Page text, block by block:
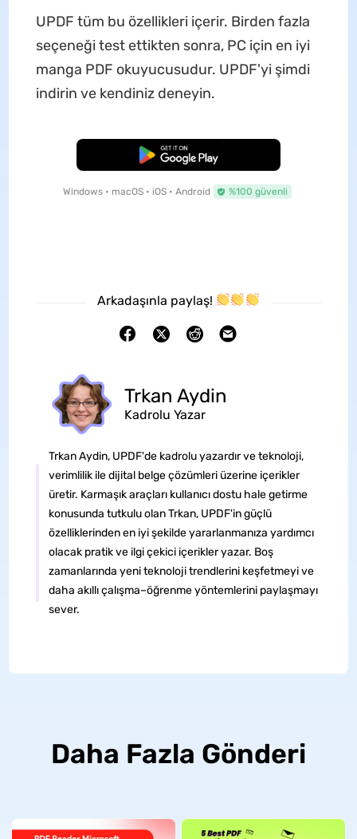
UPDF tüm bu özellikleri içerir. Birden fazla
seçeneği test ettikten sonra, PC için en iyi
manga PDF okuyucusudur. UPDF'yi şimdi
indirin ve kendiniz deneyin.
Ücretsiz İndirme
Windows • macOS • iOS • Android %100 güvenli
Arkadaşınla paylaş!
Trkan Aydin
Kadrolu Yazar
Trkan Aydin, UPDF'de kadrolu yazardır ve teknoloji,
verimlilik ile dijital belge çözümleri üzerine içerikler
üretir. Karmaşık araçları kullanıcı dostu hale getirme
konusunda tutkulu olan Trkan, UPDF'in güçlü
özelliklerinden en iyi şekilde yararlanmanıza yardımcı
olacak pratik ve ilgi çekici içerikler yazar. Boş
zamanlarında yeni teknoloji trendlerini keşfetmeyi ve
daha akıllı çalışma–öğrenme yöntemlerini paylaşmayı
sever.
Daha Fazla Gönderi